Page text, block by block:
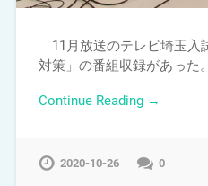
11月放送のテレビ埼玉入
対策」の番組収録があっ
Continue Reading →
2020-10-26 0